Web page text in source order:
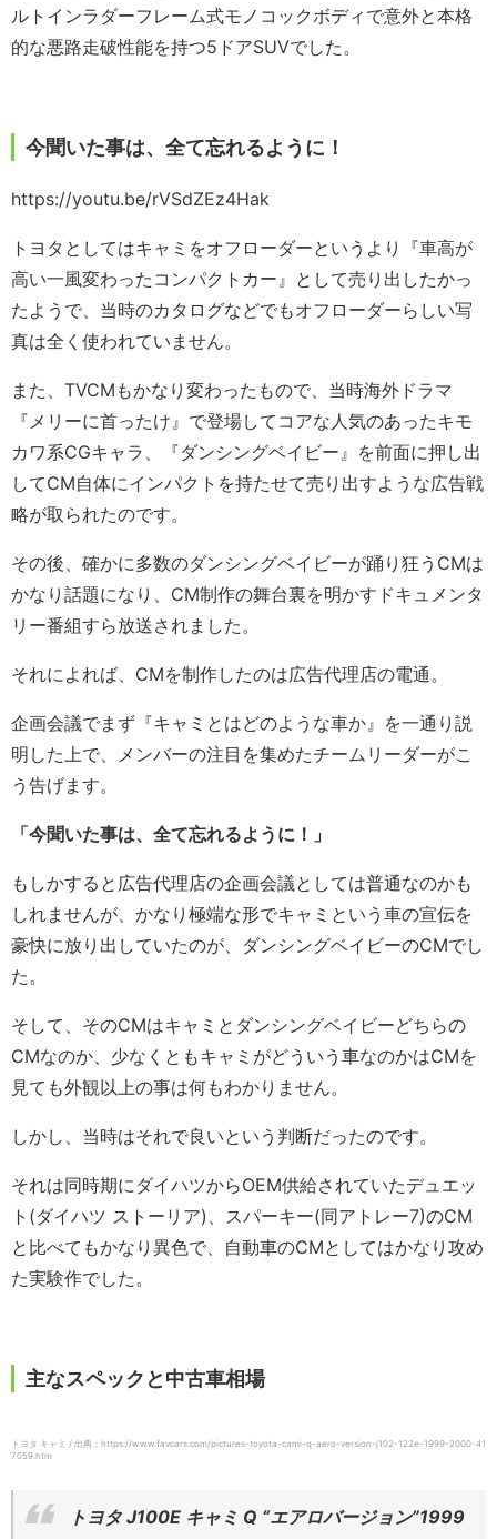
ルトインラダーフレーム式モノコックボディで意外と本格
的な悪路走破性能を持つ5ドアSUVでした。
今聞いた事は、全て忘れるように！
https://youtu.be/rVSdZEz4Hak
トヨタとしてはキャミをオフローダーというより『車高が
高い一風変わったコンパクトカー』として売り出したかっ
たようで、当時のカタログなどでもオフローダーらしい写
真は全く使われていません。
また、TVCMもかなり変わったもので、当時海外ドラマ
『メリーに首ったけ』で登場してコアな人気のあったキモ
カワ系CGキャラ、『ダンシングベイビー』を前面に押し出
してCM自体にインパクトを持たせて売り出すような広告戦
略が取られたのです。
その後、確かに多数のダンシングベイビーが踊り狂うCMは
かなり話題になり、CM制作の舞台裏を明かすドキュメンタ
リー番組すら放送されました。
それによれば、CMを制作したのは広告代理店の電通。
企画会議でまず『キャミとはどのような車か』を一通り説
明した上で、メンバーの注目を集めたチームリーダーがこ
う告げます。
「今聞いた事は、全て忘れるように！」
もしかすると広告代理店の企画会議としては普通なのかも
しれませんが、かなり極端な形でキャミという車の宣伝を
豪快に放り出していたのが、ダンシングベイビーのCMでし
た。
そして、そのCMはキャミとダンシングベイビーどちらの
CMなのか、少なくともキャミがどういう車なのかはCMを
見ても外観以上の事は何もわかりません。
しかし、当時はそれで良いという判断だったのです。
それは同時期にダイハツからOEM供給されていたデュエッ
ト(ダイハツ ストーリア)、スパーキー(同アトレー7)のCM
と比べてもかなり異色で、自動車のCMとしてはかなり攻め
た実験作でした。
主なスペックと中古車相場
トヨタ キャミ / 出典：https://www.favcars.com/pictures-toyota-cami-q-aero-version-j102-122e-1999-2000-41
7059.htm
トヨタ J100E キャミ Q “エアロバージョン”1999